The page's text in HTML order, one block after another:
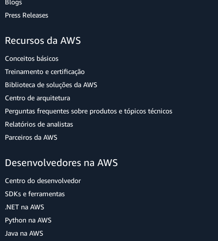
Press Releases
Recursos da AWS
Conceitos básicos
Treinamento e certificação
Biblioteca de soluções da AWS
Centro de arquitetura
Perguntas frequentes sobre produtos e tópicos técnicos
Relatórios de analistas
Parceiros da AWS
Desenvolvedores na AWS
Centro do desenvolvedor
SDKs e ferramentas
.NET na AWS
Python na AWS
Java na AWS